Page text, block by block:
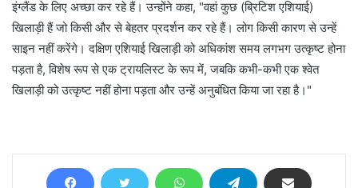
इंग्लैंड के लिए अच्छा कर रहे हैं। उन्होंने कहा, "वहां कुछ (ब्रिटिश एशियाई)
खिलाड़ी हैं जो किसी और से बेहतर प्रदर्शन कर रहे हैं। लोग किसी कारण से उन्हें
साइन नहीं करेंगे। दक्षिण एशियाई खिलाड़ी को अधिकांश समय लगभग उत्कृष्ट होना
पड़ता है, विशेष रूप से एक ट्रायलिस्ट के रूप में, जबकि कभी-कभी एक श्वेत
खिलाड़ी को उत्कृष्ट नहीं होना पड़ता और उन्हें अनुबंधित किया जा रहा है।"